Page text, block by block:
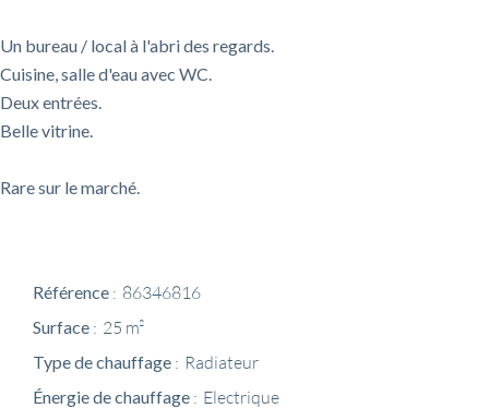
Un bureau / local à l'abri des regards.
Cuisine, salle d'eau avec WC.
Deux entrées.
Belle vitrine.
Rare sur le marché.
Référence 86346816
Surface 25 m²
Type de chauffage Radiateur
Énergie de chauffage Electrique